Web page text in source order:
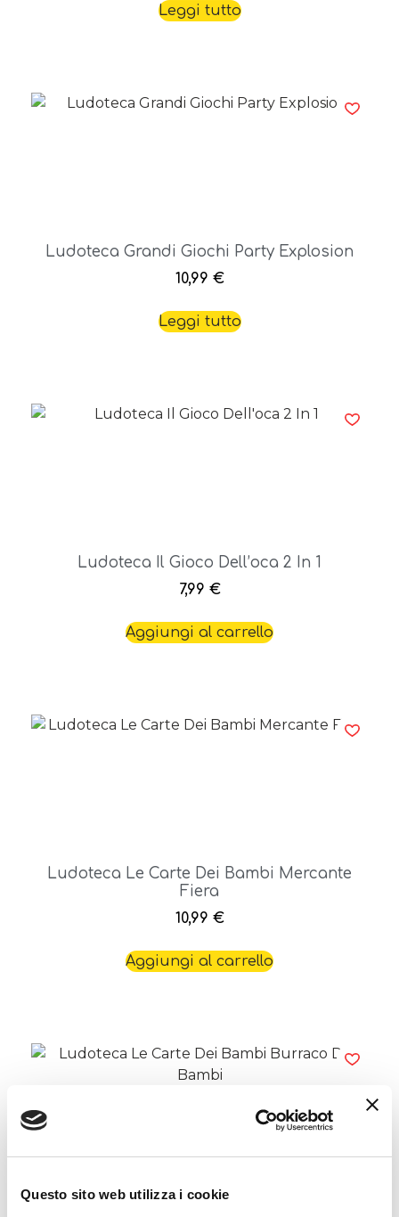
Questo sito web utilizza i cookie
Leggi tutto
Ludoteca Grandi Giochi Party Explosion
10,99 €
Leggi tutto
Ludoteca Il Gioco Dell’oca 2 In 1
7,99 €
Aggiungi al carrello
Ludoteca Le Carte Dei Bambi Mercante
Fiera
10,99 €
Aggiungi al carrello
Ludoteca Le Carte Dei Bambi Burraco Dei